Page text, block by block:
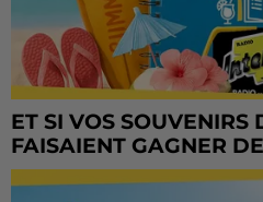
ET SI VOS SOUVENIRS
FAISAIENT GAGNER